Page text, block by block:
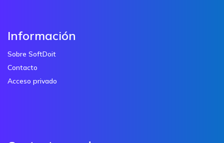
Información
Sobre SoftDoit
Contacto
Acceso privado